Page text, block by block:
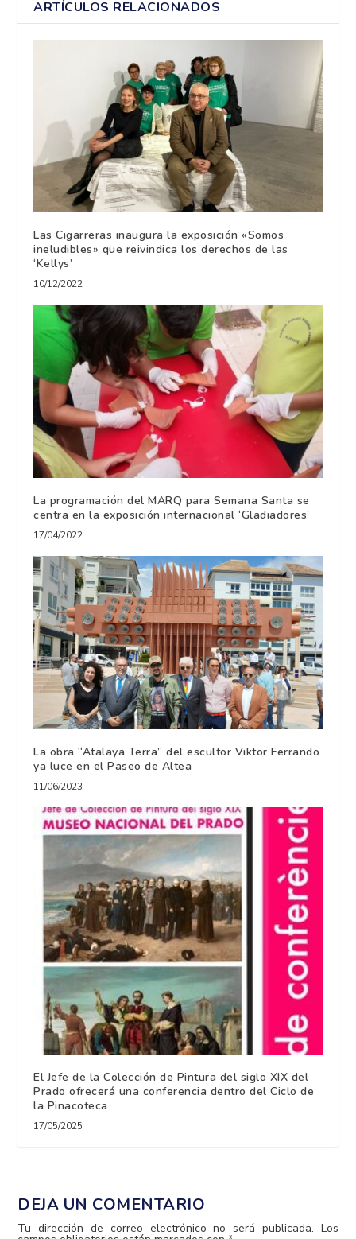
ARTÍCULOS RELACIONADOS
Las Cigarreras inaugura la exposición «Somos
ineludibles» que reivindica los derechos de las
‘Kellys’
10/12/2022
La programación del MARQ para Semana Santa se
centra en la exposición internacional ‘Gladiadores’
17/04/2022
La obra “Atalaya Terra” del escultor Viktor Ferrando
ya luce en el Paseo de Altea
11/06/2023
El Jefe de la Colección de Pintura del siglo XIX del
Prado ofrecerá una conferencia dentro del Ciclo de
la Pinacoteca
17/05/2025
DEJA UN COMENTARIO
Tu dirección de correo electrónico no será publicada. Los